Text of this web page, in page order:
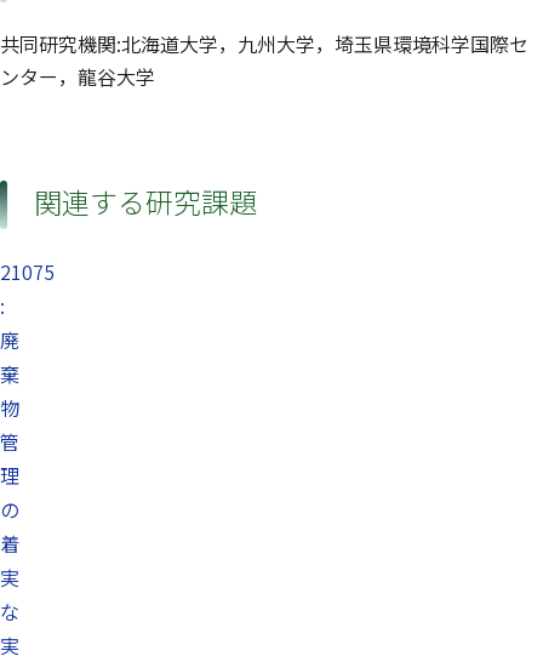
共同研究機関:北海道大学，九州大学，埼玉県環境科学国際セ
ンター，龍谷大学
関連する研究課題
21075
:
廃
棄
物
管
理
の
着
実
な
実